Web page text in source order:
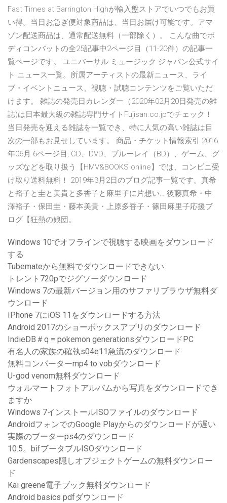
Fast Times at Barrington Highが輸入盤ストアでいつでもお買
い得。当日お急ぎ便対象商品は、当日お届け可能です。アマ
ゾン配送商品は、通常配送無料（一部除く）。 こんな曲でボ
ディコンバットの全25記事中2ページ目（11-20件）の記事一
覧ページです。 ユニバーサル ミュージック ジャパン公式サイ
ト ニュース一覧。所属アーティストの最新ニュース、ライ
ブ・イベントニュース、視聴・試聴コンテンツをご覧いただ
けます。 雑誌の発売日カレンダー（2020年02月20日発売の雑
誌)は日本最大級の雑誌専門サイトFujisan.co.jpでチェック！
当日発売を迎える雑誌を一覧でき、特に人気の高い雑誌は目
次の一部もお見せしています。 商品・チケット情報索引 2016
年06月 6ページ目, CD、DVD、ブルーレイ（BD）、ゲーム、グ
ッズなどを取り扱う【HMV&BOOKS online】では、コンビニ受
け取り送料無料！ 2019年3月2日のブログ記事一覧です。真希
と裕子と圭と美貴と多香子と麻里子に片想い… 後藤真希・中
澤裕子・保田圭・藤本美貴・上原多香子・篠田麻里子応援ブ
ログ【狂熱の娘団。
Windows 10でオフラインで視聴する映画をダウンロード
する
Tubemateから無料でダウンロードできない
トレント720pでジグソーダウンロード
Windows 7の最新バージョン用のサファリブラウザ無料ダ
ウンロード
IPhone 7にiOS 11をダウンロードする方法
Android 2017のショーボックスアプリのダウンロード
IndieDB＃q = pokemon generationsダウンロードPC
有名人の家族の確執s04e11急流のダウンロード
無料コンバーターmp4 to vobダウンロード
U-god venom無料ダウンロード
ウォルマートフォトアルバムから写真をダウンロードでき
ますか
Windows 7インストールISOファイルのダウンロード
AndroidフォンでのGoogle Playからのダウンロードが遅い
実際のブーターps4のダウンロード
10.5。bifブータブルISOダウンロード
Gardenscapes隠しオブジェクトゲームの無料ダウンロー
ド
Kai greene電子ブック無料ダウンロード
Android basics pdfダウンロード